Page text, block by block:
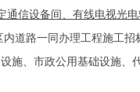
通信设备间、有线电视光
道路一同办理工程施工招
施、市政公用基础设施、